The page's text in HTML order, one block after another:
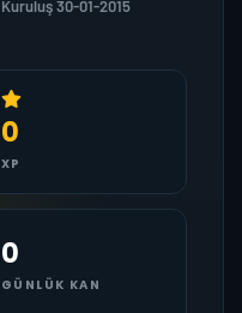
Kuruluş 30-01-2015
0
XP
0
GÜNLÜK KAN